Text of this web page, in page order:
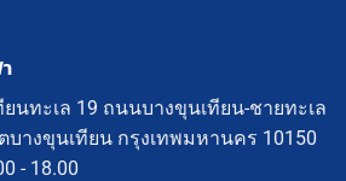
ยนทะเล 19 ถนนบางขุนเทียน-ชายทะเล
บางขุนเทียน กรุงเทพมหานคร 10150
- 18.00